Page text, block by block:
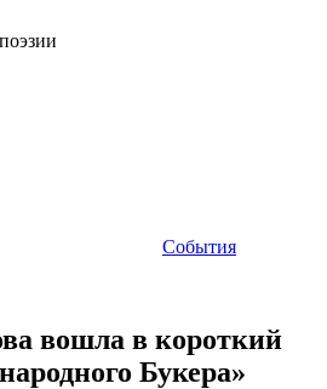
События
вошла в короткий
Букера»